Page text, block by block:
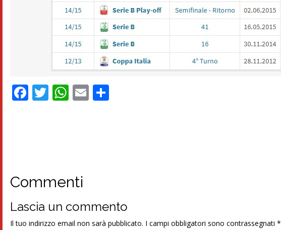
Facebook
Twitter
WhatsApp
Email
Commenti
Lascia un commento
Il tuo indirizzo email non sarà pubblicato. I campi obbligatori sono contrassegnati*